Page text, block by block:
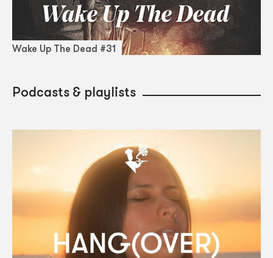
Wake Up The Dead #31
Podcasts & playlists